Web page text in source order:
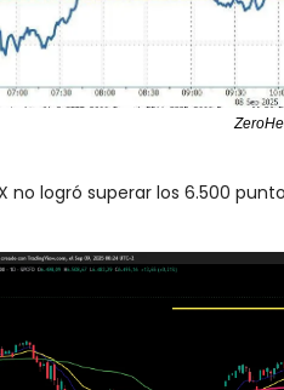
no logró superar los 6.500